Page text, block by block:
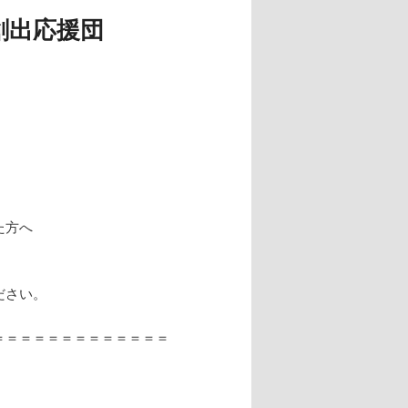
応援団
方へ
い。
＝＝＝＝＝＝＝＝＝＝＝